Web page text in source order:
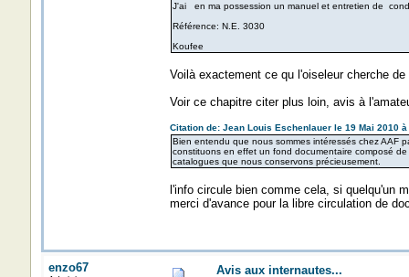
J'ai en ma possession un manuel et entretien de
Référence: N.E. 3030
Koufee
Voilà exactement ce qu l'oiseleur cherche
Voir ce chapitre citer plus loin, avis à
Citation de: Jean Louis Eschenlauer le 19 Mai 2010 à
Bien entendu que nous sommes intéressés chez AAF
constituons en effet un fond documentaire composé
catalogues que nous conservons précieusement.
l'info circule bien comme cela, si quelqu'un
merci d'avance pour la libre circulation de
enzo67 Avis aux internautes...